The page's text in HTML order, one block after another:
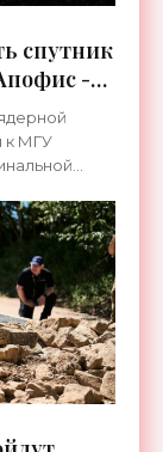
спутник
-
к МГУ